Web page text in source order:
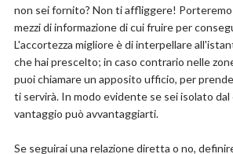
non sei fornito? Non ti affliggere! Porteremo
mezzi di informazione di cui fruire per
L'accortezza migliore è di interpellare
che hai prescelto; in caso contrario nelle
puoi chiamare un apposito ufficio, per
ti servirà. In modo evidente se sei isolato
vantaggio può avvantaggiarti.
Se seguirai una relazione diretta o no,